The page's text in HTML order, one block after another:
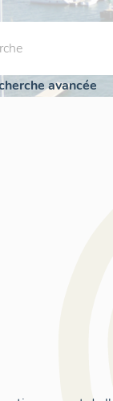
avancée